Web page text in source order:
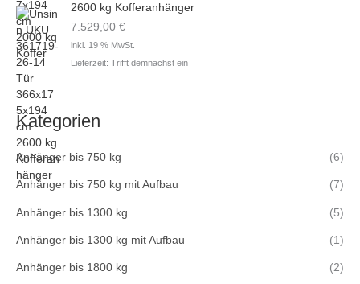
2600 kg Kofferanhänger
7.529,00€
inkl. 19 % MwSt.
Lieferzeit:Trifft demnächst ein
Kategorien
Anhänger bis 750 kg (6)
Anhänger bis 750 kg mit Aufbau (7)
Anhänger bis 1300 kg (5)
Anhänger bis 1300 kg mit Aufbau (1)
Anhänger bis 1800 kg (2)